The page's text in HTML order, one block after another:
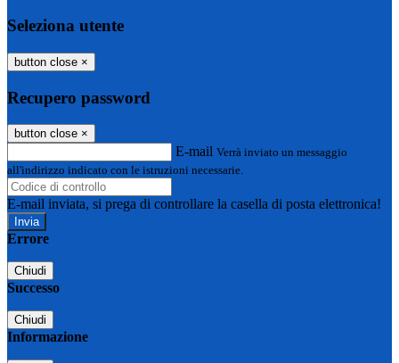
Seleziona utente
button close ×
Recupero password
button close ×
E-mail Verrà inviato un messaggio
all'indirizzo indicato con le istruzioni necessarie.
E-mail inviata, si prega di controllare la casella di posta elettronica!
Errore
Chiudi
Successo
Chiudi
Informazione